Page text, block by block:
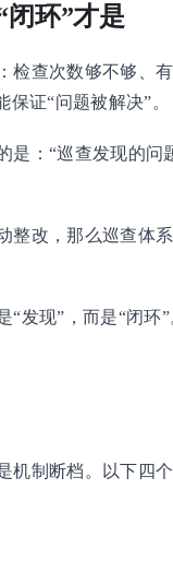
闭环”才是
检查次数够不够、
证“问题被解决”。
是：“巡查发现的
整改，那么巡查体
“发现”，而是“闭环
机制断档。以下四